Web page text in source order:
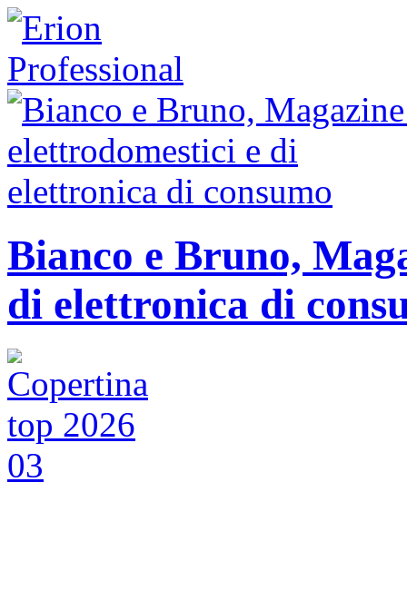
Bianco e Bruno,
di elettronica di